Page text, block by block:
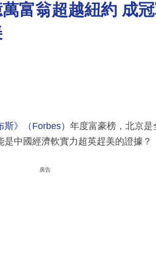
富翁超越紐約 成
斯》（Forbes） 年度富豪榜，北京
中國經濟軟實力超英趕美的證據？
廣告